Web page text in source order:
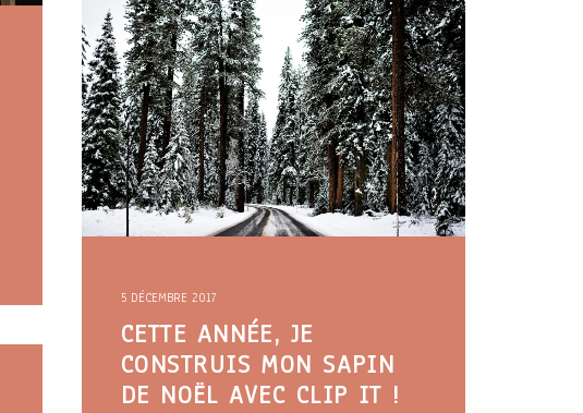
5 DÉCEMBRE 2017
CETTE ANNÉE, JE
CONSTRUIS MON SAPIN
DE NOËL AVEC CLIP IT !